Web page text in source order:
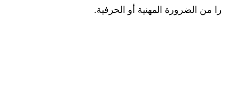
را من الضرورة المهنية أو الحرفية.